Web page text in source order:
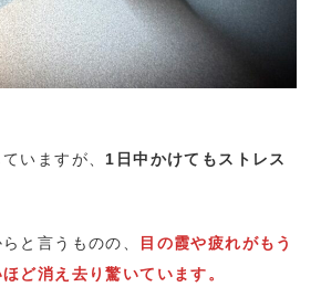
いますが、 1日中かけてもストレス
と言うものの、
目の霞や疲れがもう
ど消え去り驚いています。